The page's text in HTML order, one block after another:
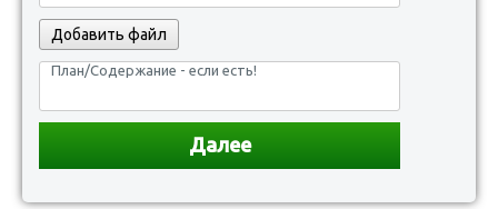
Добавить файл